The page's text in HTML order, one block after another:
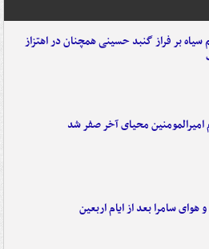
سیاه بر فراز گنبد حسینی همچنان در اهتزاز
محیای آخر صفر شد
هوای سامرا بعد از ایام اربعین